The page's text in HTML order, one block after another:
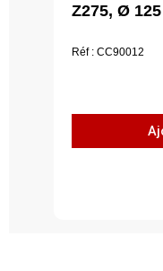
Z275, Ø 125
Réf : CC90012